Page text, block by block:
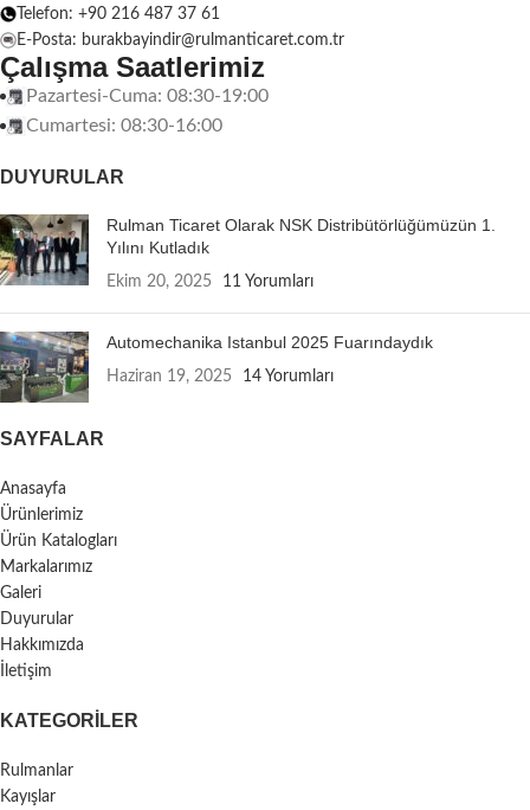
Telefon: +90 216 487 37 61
E-Posta: burakbayindir@rulmanticaret.com.tr
Çalışma Saatlerimiz
Pazartesi-Cuma: 08:30-19:00
Cumartesi: 08:30-16:00
DUYURULAR
Rulman Ticaret Olarak NSK Distribütörlüğümüzün 1.
Yılını Kutladık
Ekim 20, 2025 11 Yorumları
Automechanika Istanbul 2025 Fuarındaydık
Haziran 19, 2025 14 Yorumları
SAYFALAR
Anasayfa
Ürünlerimiz
Ürün Katalogları
Markalarımız
Galeri
Duyurular
Hakkımızda
İletişim
KATEGORILER
Rulmanlar
Kayışlar